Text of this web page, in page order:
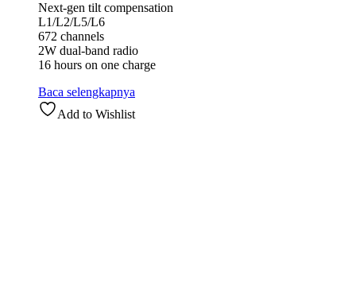
Next-gen tilt compensation
L1/L2/L5/L6
672 channels
2W dual-band radio
16 hours on one charge
Baca selengkapnya
Add to Wishlist